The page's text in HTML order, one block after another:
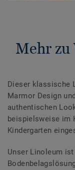
Mehr zu
Dieser klassische
Marmor Design
authentischen
beispielsweise im
Kindergarten
Unser Linoleum